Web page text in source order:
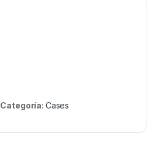
Categoría: Cases